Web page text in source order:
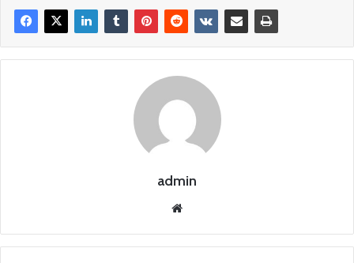
admin
we